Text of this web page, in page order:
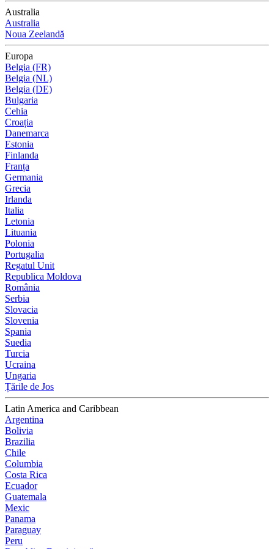
Australia
Australia
Noua Zeelandă
Europa
Belgia (FR)
Belgia (NL)
Belgia (DE)
Bulgaria
Cehia
Croația
Danemarca
Estonia
Finlanda
Franța
Germania
Grecia
Irlanda
Italia
Letonia
Lituania
Polonia
Portugalia
Regatul Unit
Republica Moldova
România
Serbia
Slovacia
Slovenia
Spania
Suedia
Turcia
Ucraina
Ungaria
Țările de Jos
Latin America and Caribbean
Argentina
Bolivia
Brazilia
Chile
Columbia
Costa Rica
Ecuador
Guatemala
Mexic
Panama
Paraguay
Peru